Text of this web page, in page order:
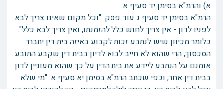
א) והרמ"א בסימן יד סעיף א.
הרמ"א בסימן יד סעיף ג עוד פסק: "וכל מקום שאינו צריך לבא
לפניו לדון - אין צריך לחוש כלל להזמנתו, ואין צריך לבא כלל".
כלומר מכיוון שיש לנתבע זכות לקבוע באיזה בית דין יתברר
הסכסוך, הרי שהוא לא חייב לבוא לדיון בבית דין שקבע התובע.
אומנם על הנתבע ליידע את בית הדין על כך שהוא מעוניין לדון
בבית דין אחר, וכפי שכתב הרמ"א בסימן יא סעיף א: "מי שלא